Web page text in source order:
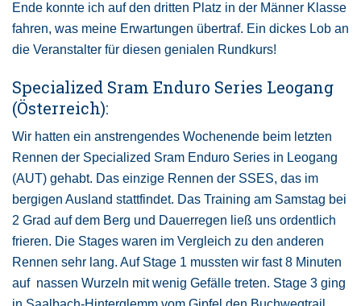
Ende konnte ich auf den dritten Platz in der Männer Klasse
fahren, was meine Erwartungen übertraf. Ein dickes Lob an
die Veranstalter für diesen genialen Rundkurs!
Specialized Sram Enduro Series Leogang
(Österreich):
Wir hatten ein anstrengendes Wochenende beim letzten
Rennen der Specialized Sram Enduro Series in Leogang
(AUT) gehabt. Das einzige Rennen der SSES, das im
bergigen Ausland stattfindet. Das Training am Samstag bei
2 Grad auf dem Berg und Dauerregen ließ uns ordentlich
frieren. Die Stages waren im Vergleich zu den anderen
Rennen sehr lang. Auf Stage 1 mussten wir fast 8 Minuten
auf nassen Wurzeln mit wenig Gefälle treten. Stage 3 ging